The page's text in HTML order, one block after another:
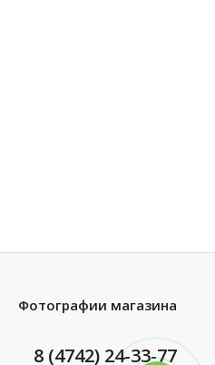
Фотографии магазина
8 (4742) 24-33-77